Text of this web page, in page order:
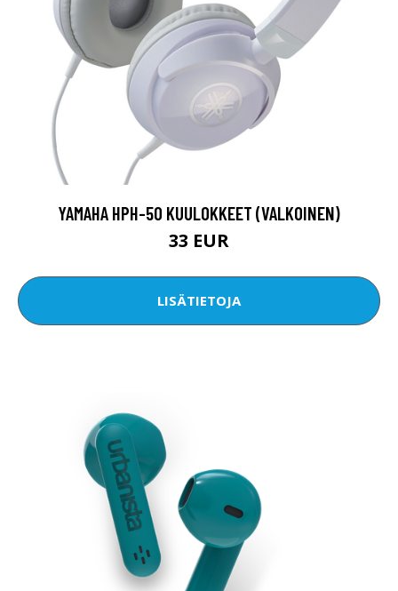
YAMAHA HPH-50 KUULOKKEET (VALKOINEN)
33 EUR
LISÄTIETOJA